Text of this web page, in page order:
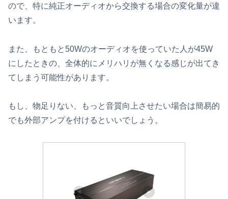
ので、特に純正オーディオから交換する場合の変化量が違
います。
また、もともと50Wのオーディオを使っていた人が45W
にしたときの、全体的にメリハリが無くなる感じが出てき
てしまう可能性があります。
もし、物足りない、もっと音質向上させたい場合は簡易的
でも外部アンプを付けるといいでしょう。